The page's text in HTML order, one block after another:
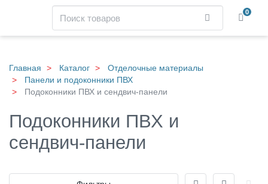
main
content
Найти 0
Главная Каталог
Отделочные материалы
Панели и подоконники ПВХ
Подоконники ПВХ и сендвич-панели
Подоконники ПВХ и
сендвич-панели